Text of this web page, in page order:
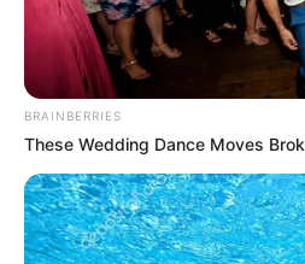
ΛΙΓΑ ΛΟΓΙΑ ΓΙΑ ΜΕΝΑ
Πέμπτη, 22 Οκτωβρίου 2020, 20:06
ΓΕΙΑ ΣΑΣ….ΚΑΛΩΣ ΗΛΘΑΤΕ ΣΤΗΝ
BRAINBERRIES
These Wedding Dance Moves